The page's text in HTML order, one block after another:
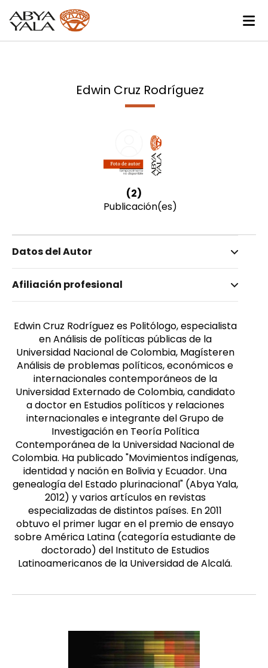
Edwin Cruz Rodríguez
(2)
Publicación(es)
Datos del Autor
Cruz Rodríguez, Edwin
Masculino
Afiliación profesional
Edwin Cruz Rodríguez es Politólogo, especialista
en Análisis de políticas públicas de la
Universidad Nacional de Colombia, Magísteren
Análisis de problemas políticos, económicos e
internacionales contemporáneos de la
Universidad Externado de Colombia, candidato
a doctor en Estudios políticos y relaciones
internacionales e integrante del Grupo de
Investigación en Teoría Política
Contemporánea de la Universidad Nacional de
Colombia. Ha publicado "Movimientos indígenas,
identidad y nación en Bolivia y Ecuador. Una
genealogía del Estado plurinacional" (Abya Yala,
2012) y varios artículos en revistas
especializadas de distintos países. En 2011
obtuvo el primer lugar en el premio de ensayo
sobre América Latina (categoría estudiante de
doctorado) del Instituto de Estudios
Latinoamericanos de la Universidad de Alcalá.